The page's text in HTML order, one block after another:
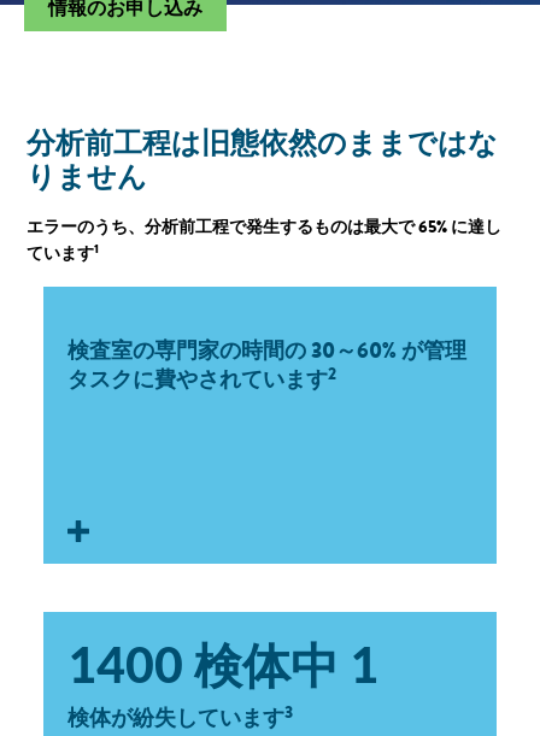
情報のお申し込み
分析前工程は旧態依然のままではな
りません
エラーのうち、分析前工程で発生するものは最大で 65% に達し
ています1
検査室の専門家の時間の 30～60% が管理
タスクに費やされています2
社外のラボによる分析前工程は複雑な手作業に依存
しており、正確な記録管理が求められます。
1400 検体中 1
検体が紛失しています3
サンプルの紛失
分析前工程でサンプルを紛失すると、エラーの発生
や診断の遅れ、リソースの無駄につながります。